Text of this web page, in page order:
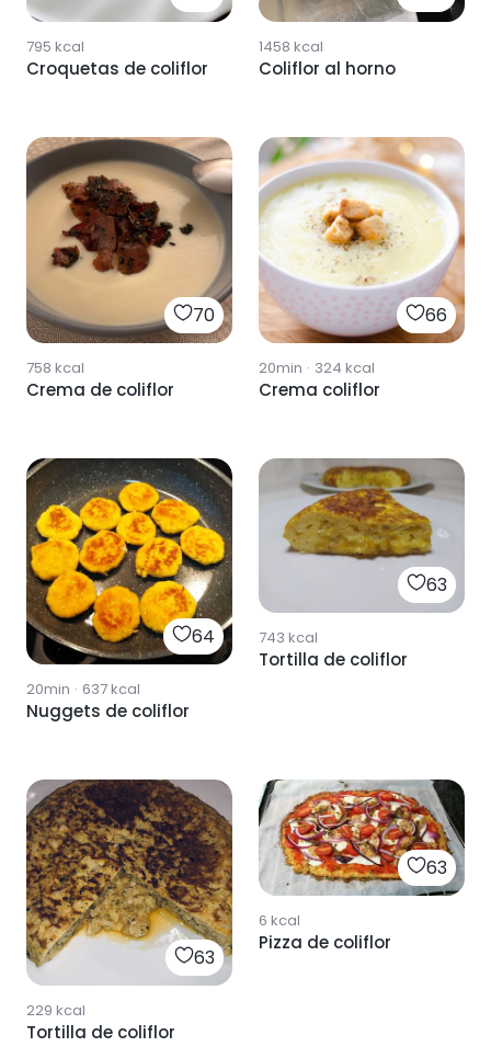
795 kcal
Croquetas de coliflor
1458 kcal
Coliflor al horno
70
758 kcal
Crema de coliflor
66
20min · 324 kcal
Crema coliflor
64
20min · 637kcal
Nuggets de coliflor
63
743 kcal
Tortilla de coliflor
63
229 kcal
Tortilla de coliflor
63
6 kcal
Pizza de coliflor